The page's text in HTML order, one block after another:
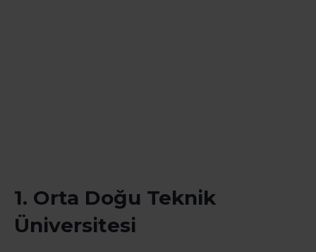
1. Orta Doğu Teknik
Üniversitesi